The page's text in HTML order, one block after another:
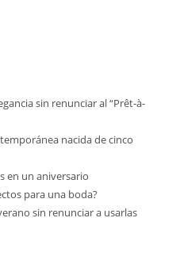
sin renunciar al “Prêt-à-
nacida de cinco
en un aniversario
para una boda?
sin renunciar a usarlas